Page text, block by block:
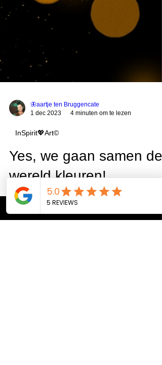
1 dec 2023
Yes, we gaan samen de
wereld kleuren!
Ik zag de ziel in zijn ogen en hij liet mij